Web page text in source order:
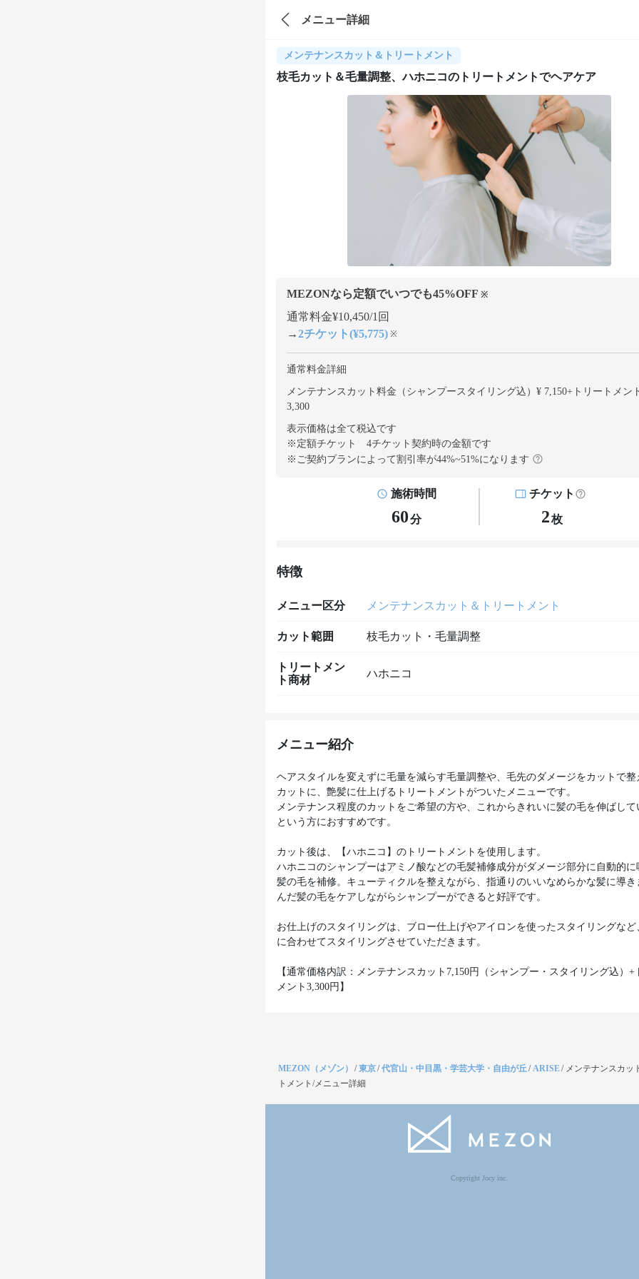
メニュー詳細
メンテナンスカット＆トリートメント
枝毛カット＆毛量調整、ハホニコのトリートメントでヘアケア
MEZONなら定額でいつでも45%OFF ※
通常料金¥10,450/1回
→2チケット(¥5,775) ※
通常料金詳細
メンテナンスカット料金（シャンプースタイリング込）¥ 7,150+ トリートメン
3,300
表示価格は全て税込です
※定額チケット 4チケット契約時の金額です
※ご契約プランによって割引率が44%~51%になります
施術時間
60分
チケット
2枚
特徴
メニュー区分 メンテナンスカット＆トリートメント
カット範囲 枝毛カット・毛量調整
トリートメン
ト商材
ハホニコ
メニュー紹介
ヘアスタイルを変えずに毛量を減らす毛量調整や、毛先のダメージをカットで整
カットに、艶髪に仕上げるトリートメントがついたメニューです。
メンテナンス程度のカットをご希望の方や、これからきれいに髪の毛を伸ばして
という方におすすめです。
カット後は、【ハホニコ】のトリートメントを使用します。
ハホニコのシャンプーはアミノ酸などの毛髪補修成分がダメージ部分に自動的に
髪の毛を補修。キューティクルを整えながら、指通りのいいなめらかな髪に導き
んだ髪の毛をケアしながらシャンプーができると好評です。
お仕上げのスタイリングは、ブロー仕上げやアイロンを使ったスタイリングなど
に合わせてスタイリングさせていただきます。
【通常価格内訳：メンテナンスカット7,150円（シャンプー・スタイリング込）+
メント3,300円】
MEZON（メゾン） /東京/代官山・中目黒・学芸大学・自由が丘/ARISE/ メンテナンスカッ
トメント/メニュー詳細
Copyright Jocy inc.